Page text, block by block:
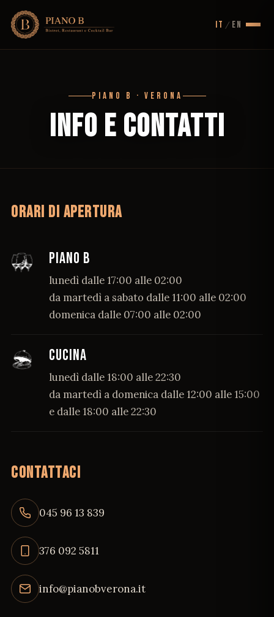
IT / EN
PIANO B · VERONA
INFO E CONTATTI
ORARI DI APERTURA
PIANO B
lunedì dalle 17:00 alle 02:00
da martedì a sabato dalle 11:00 alle 02:00
domenica dalle 07:00 alle 02:00
CUCINA
lunedì dalle 18:00 alle 22:30
da martedì a domenica dalle 12:00 alle 15:00
e dalle 18:00 alle 22:30
CONTATTACI
045 96 13 839
376 092 5811
info@pianobverona.it